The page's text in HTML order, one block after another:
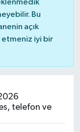
Bu
açık
etmeniz iyi bir
telefon ve